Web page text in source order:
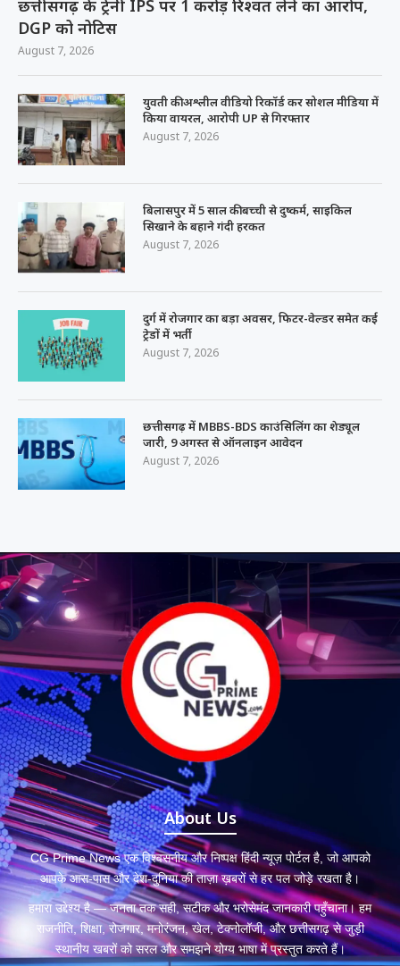
छत्तीसगढ़ के ट्रेनी IPS पर 1 करोड़ रिश्वत लेने का आरोप,
DGP को नोटिस
August 7, 2026
युवती की अश्लील वीडियो रिकॉर्ड कर सोशल मीडिया में
किया वायरल, आरोपी UP से गिरफ्तार
August 7, 2026
बिलासपुर में 5 साल की बच्ची से दुष्कर्म, साइकिल
सिखाने के बहाने गंदी हरकत
August 7, 2026
दुर्ग में रोजगार का बड़ा अवसर, फिटर-वेल्डर समेत कई
ट्रेडों में भर्ती
August 7, 2026
छत्तीसगढ़ में MBBS-BDS काउंसिलिंग का शेड्यूल
जारी, 9 अगस्त से ऑनलाइन आवेदन
August 7, 2026
About Us
CG Prime News एक विश्वसनीय और निष्पक्ष हिंदी न्यूज़ पोर्टल है, जो आपको
आपके आस-पास और देश-दुनिया की ताज़ा ख़बरों से हर पल जोड़े रखता है।
हमारा उद्देश्य है — जनता तक सही, सटीक और भरोसेमंद जानकारी पहुँचाना। हम
राजनीति, शिक्षा, रोजगार, मनोरंजन, खेल, टेक्नोलॉजी, और छत्तीसगढ़ से जुड़ी
स्थानीय खबरों को सरल और समझने योग्य भाषा में प्रस्तुत करते हैं।